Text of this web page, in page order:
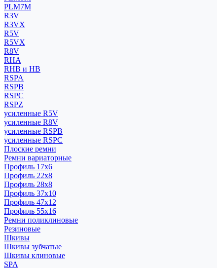
PLM7M
R3V
R3VX
R5V
R5VX
R8V
RHA
RHB и HB
RSPA
RSPB
RSPC
RSPZ
усиленные R5V
усиленные R8V
усиленные RSPB
усиленные RSPC
Плоские ремни
Ремни вариаторные
Профиль 17x6
Профиль 22x8
Профиль 28x8
Профиль 37x10
Профиль 47x12
Профиль 55x16
Ремни поликлиновые
Резиновые
Шкивы
Шкивы зубчатые
Шкивы клиновые
SPA